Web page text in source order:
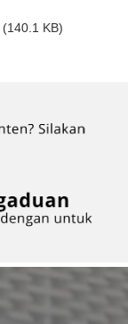
(140.1 KB)